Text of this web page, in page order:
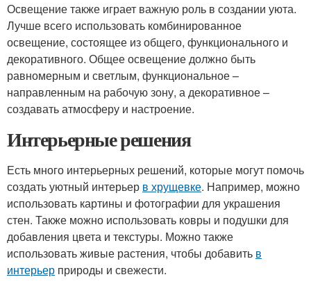
Освещение также играет важную роль в создании уюта.
Лучше всего использовать комбинированное
освещение, состоящее из общего, функционального и
декоративного. Общее освещение должно быть
равномерным и светлым, функциональное –
направленным на рабочую зону, а декоративное –
создавать атмосферу и настроение.
Интерьерные решения
Есть много интерьерных решений, которые могут помочь
создать уютный интерьер в хрущевке. Например, можно
использовать картины и фотографии для украшения
стен. Также можно использовать ковры и подушки для
добавления цвета и текстуры. Можно также
использовать живые растения, чтобы добавить в
интерьер природы и свежести.